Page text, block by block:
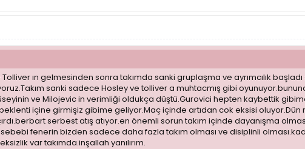
ın gelmesinden sonra takımda sanki gruplaşma ve ayrımcılık
sanki sadece Hosley ve tolliver a muhtacmış gibi
ve Milojevic in verimliği oldukça düştü.Gurovici hepten kaybettik
içine girmişiz gibime geliyor.Maç içinde artıdan cok eksisi oluyor.Dün
serbest atış atıyor.en önemli sorun takım içinde dayanışma
fenerin bizden sadece daha fazla takım olması ve disiplinli
var takımda.inşallah yanılırım.